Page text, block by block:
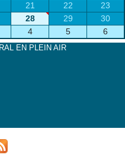
21 22
23
28 29
30
4 5 6
EN PLEIN AIR